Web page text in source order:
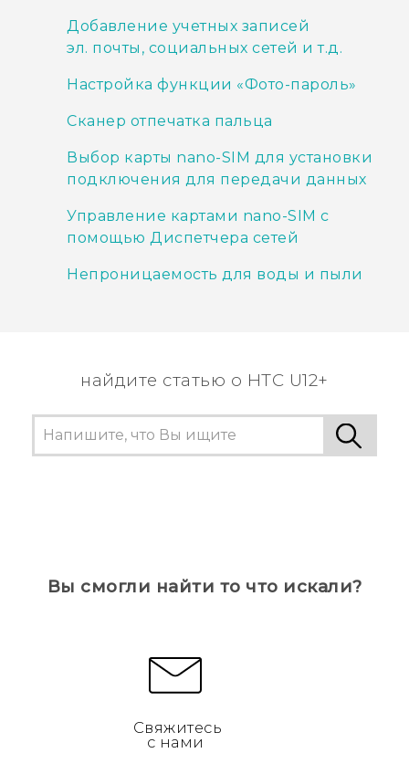
Добавление учетных записей
эл. почты, социальных сетей и т.д.
Настройка функции «Фото-пароль»
Сканер отпечатка пальца
Выбор карты nano-SIM для установки
подключения для передачи данных
Управление картами nano-SIM с
помощью Диспетчера сетей
Непроницаемость для воды и пыли
найдите статью о HTC U12+
Вы смогли найти то что искали?
Свяжитесь
с нами